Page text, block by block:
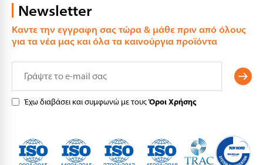
Newsletter
Καντε την εγγραφη σας τώρα & μάθε πριν από όλους
για τα νέα μας και όλα τα καινούργια προϊόντα
Έχω διαβάσει και συμφωνώ με τουςΌροι Χρήσης